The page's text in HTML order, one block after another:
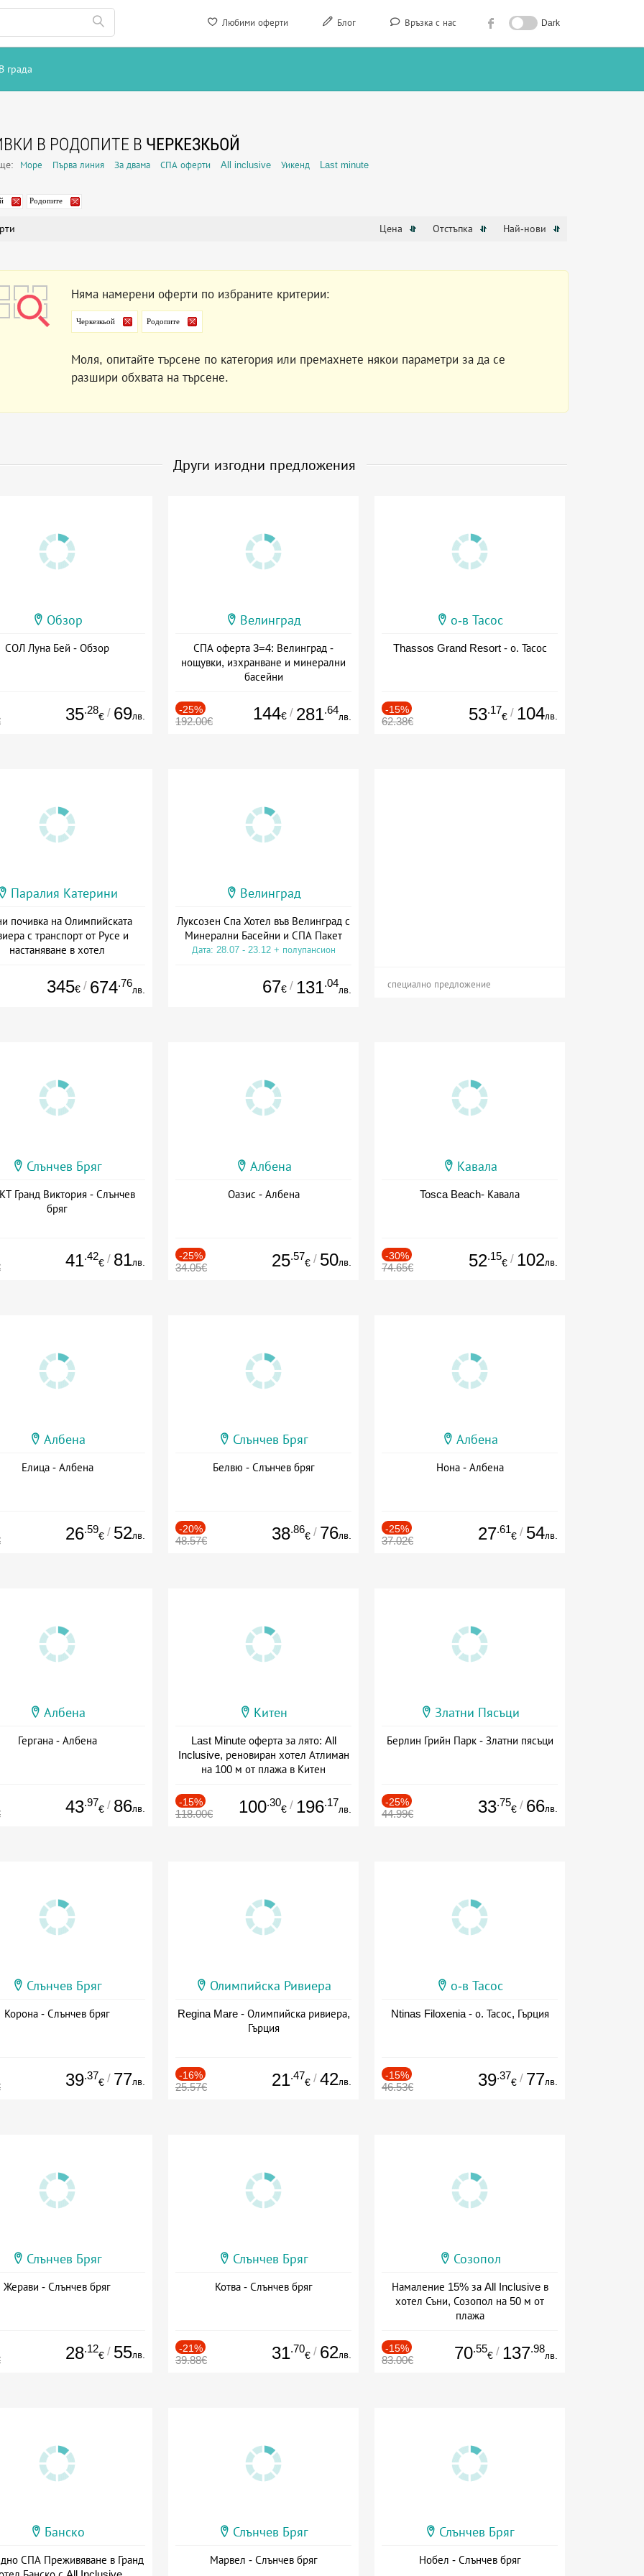
Любими оферти Блог Връзка с нас Dark
В града
В РОДОПИТЕ В ЧЕРКЕЗКЬОЙ
Море Първа линия За двама СПА оферти All inclusive Уикенд Last minute
Родопите
Цена Отстъпка Най-нови
Няма намерени оферти по избраните критерии:
Черкезкьой Родопите
Моля, опитайте търсене по категория или премахнете някои параметри за да се
разшири обхвата на търсене.
Други изгодни предложения
Обзор
СОЛ Луна Бей - Обзор
35.28
€ / 69лв.
Велинград
СПА оферта 3=4: Велинград -
нощувки, изхранване и минерални
басейни
-25%
192.00€ 144€ / 281.64
лв.
о-в Тасос
Thassos Grand Resort - о. Тасос
-15%
62.38€ 53.17
€ / 104лв.
Паралия Катерини
почивка на Олимпийската
с транспорт от Русе и
настаняване в хотел
345€ / 674.76
лв.
Велинград
Луксозен Спа Хотел във Велинград с
Минерални Басейни и СПА Пакет
Дата: 28.07 - 23.12 + полупансион
67€ / 131.04
лв. специално предложение
Слънчев Бряг
Гранд Виктория - Слънчев
бряг
41.42
€ / 81лв.
Албена
Оазис - Албена
-25%
34.05€ 25.57
€ / 50лв.
Кавала
Tosca Beach- Кавала
-30%
74.65€ 52.15
€ / 102лв.
Албена
Елица - Албена
26.59
€ / 52лв.
Слънчев Бряг
Белвю - Слънчев бряг
-20%
48.57€ 38.86
€ / 76лв.
Албена
Нона - Албена
-25%
37.02€ 27.61
€ / 54лв.
Албена
Гергана - Албена
43.97
€ / 86лв.
Китен
Last Minute оферта за лято: All
Inclusive, реновиран хотел Атлиман
на 100 м от плажа в Китен
-15%
118.00€ 100.30
€ / 196.17
лв.
Златни Пясъци
Берлин Грийн Парк - Златни пясъци
-25%
44.99€ 33.75
€ / 66лв.
Слънчев Бряг
Корона - Слънчев бряг
39.37
€ / 77лв.
Олимпийска Ривиера
Regina Mare - Олимпийска ривиера,
Гърция
-16%
25.57€ 21.47
€ / 42лв.
о-в Тасос
Ntinas Filoxenia - о. Тасос, Гърция
-15%
46.53€ 39.37
€ / 77лв.
Слънчев Бряг
Жерави - Слънчев бряг
28.12
€ / 55лв.
Слънчев Бряг
Котва - Слънчев бряг
-21%
39.88€ 31.70
€ / 62лв.
Созопол
Намаление 15% за All Inclusive в
хотел Съни, Созопол на 50 м от
плажа
-15%
83.00€ 70.55
€ / 137.98
лв.
Банско
СПА Преживяване в Гранд
Слънчев Бряг
Марвел - Слънчев бряг
Слънчев Бряг
Нобел - Слънчев бряг